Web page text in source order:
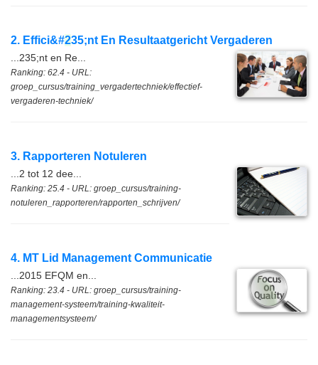
2. Effici&#235;nt En Resultaatgericht Vergaderen
...235;nt en Re...
Ranking: 62.4 - URL:
groep_cursus/training_vergadertechniek/effectief-
vergaderen-techniek/
3. Rapporteren Notuleren
...2 tot 12 dee...
Ranking: 25.4 - URL: groep_cursus/training-
notuleren_rapporteren/rapporten_schrijven/
4. MT Lid Management Communicatie
...2015 EFQM en...
Ranking: 23.4 - URL: groep_cursus/training-
management-systeem/training-kwaliteit-
managementsysteem/